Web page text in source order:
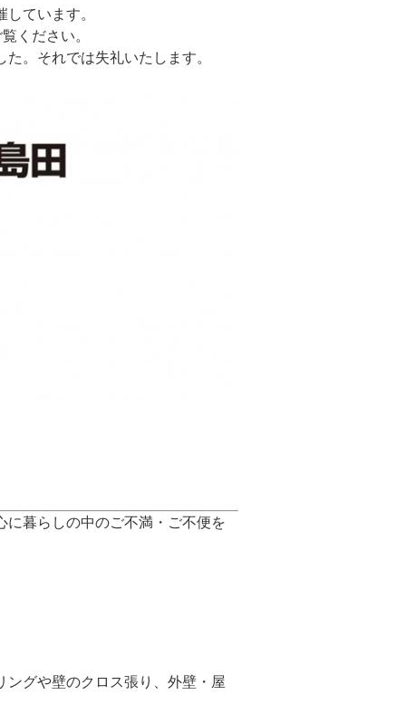
ています。
ください。
。それでは失礼いたします。
に暮らしの中のご不満・ご不便を
グや壁のクロス張り、外壁・屋